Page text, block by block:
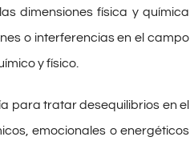
dimensiones física y química
o interferencias en el campo
y físico.
para tratar desequilibrios en el
emocionales o energéticos